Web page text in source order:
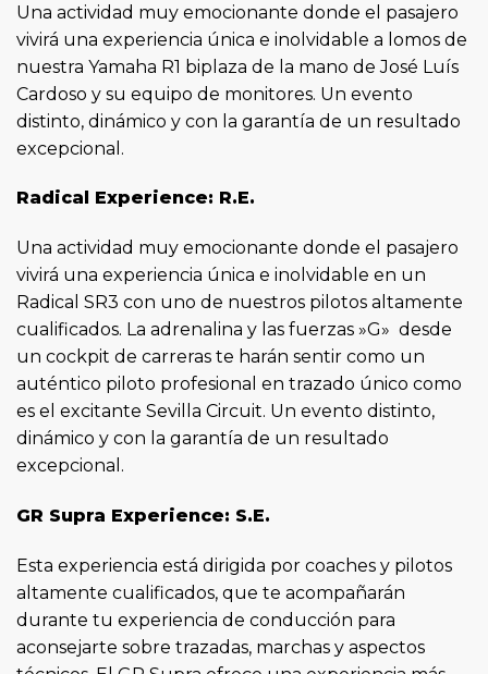
Una actividad muy emocionante donde el pasajero
vivirá una experiencia única e inolvidable a lomos de
nuestra Yamaha R1 biplaza de la mano de José Luís
Cardoso y su equipo de monitores. Un evento
distinto, dinámico y con la garantía de un resultado
excepcional.
Radical Experience: R.E.
Una actividad muy emocionante donde el pasajero
vivirá una experiencia única e inolvidable en un
Radical SR3 con uno de nuestros pilotos altamente
cualificados. La adrenalina y las fuerzas »G» desde
un cockpit de carreras te harán sentir como un
auténtico piloto profesional en trazado único como
es el excitante Sevilla Circuit. Un evento distinto,
dinámico y con la garantía de un resultado
excepcional.
GR Supra Experience: S.E.
Esta experiencia está dirigida por coaches y pilotos
altamente cualificados, que te acompañarán
durante tu experiencia de conducción para
aconsejarte sobre trazadas, marchas y aspectos